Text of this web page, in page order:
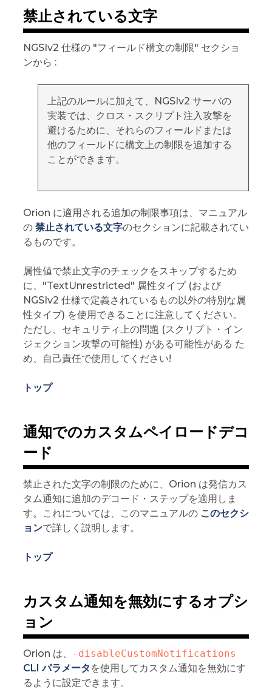
禁止されている文字
NGSIv2 仕様の "フィールド構文の制限" セクショ
ンから :
上記のルールに加えて、NGSIv2 サーバの
実装では、クロス・スクリプト注入攻撃を
避けるために、それらのフィールドまたは
他のフィールドに構文上の制限を追加する
ことができます。
Orion に適用される追加の制限事項は、マニュアル
の 禁止されている文字のセクションに記載されてい
るものです。
属性値で禁止文字のチェックをスキップするため
に、"TextUnrestricted" 属性タイプ (および
NGSIv2 仕様で定義されているもの以外の特別な属
性タイプ) を使用できることに注意してください。
ただし、セキュリティ上の問題 (スクリプト・イン
ジェクション攻撃の可能性) がある可能性がある た
め、自己責任で使用してください!
トップ
通知でのカスタムペイロードデコ
ード
禁止された文字の制限のために、Orion は発信カス
タム通知に追加のデコード・ステップを適用しま
す。これについては、このマニュアルの このセクシ
ョンで詳しく説明します。
トップ
カスタム通知を無効にするオプシ
ョン
Orion は、
-disableCustomNotifications
CLI パラメータ を使用してカスタム通知を無効にす
るように設定できます。